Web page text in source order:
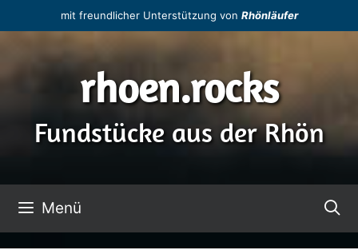
Inhalt
mit freundlicher Unterstützung von Rhönläufer
rhoen.rocks
Fundstücke aus der Rhön
Menü